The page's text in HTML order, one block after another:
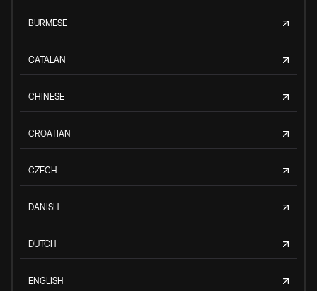
BURMESE
CATALAN
CHINESE
CROATIAN
CZECH
DANISH
DUTCH
ENGLISH